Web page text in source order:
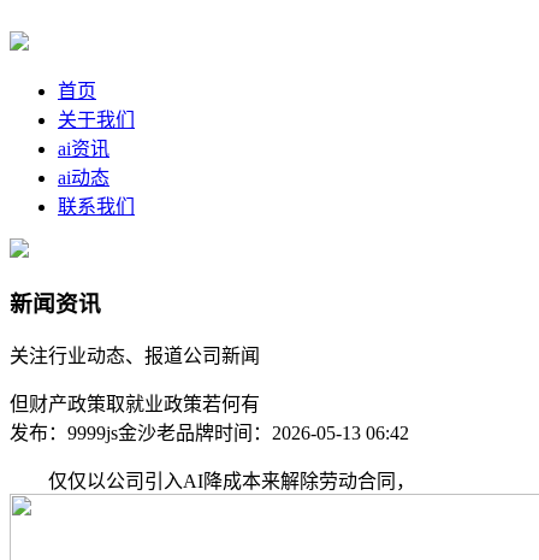
首页
关于我们
ai资讯
ai动态
联系我们
新闻资讯
关注行业动态、报道公司新闻
但财产政策取就业政策若何有
发布：9999js金沙老品牌时间：2026-05-13 06:42
仅仅以公司引入AI降成本来解除劳动合同，